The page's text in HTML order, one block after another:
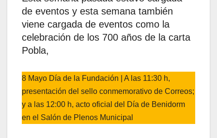
de eventos y esta semana también
viene cargada de eventos como la
celebración de los 700 años de la carta
Pobla,
8 Mayo Día de la Fundación | A las 11:30 h,
presentación del sello conmemorativo de Correos;
y a las 12:00 h, acto oficial del Día de Benidorm
en el Salón de Plenos Municipal